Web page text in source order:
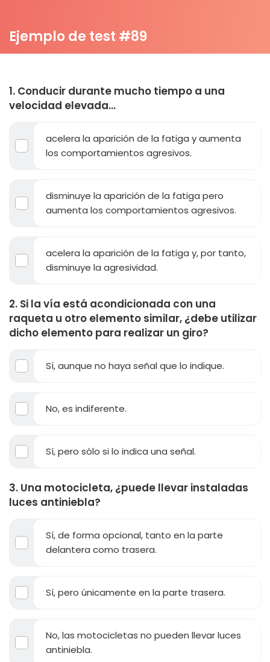
Ejemplo de test #89
1. Conducir durante mucho tiempo a una
velocidad elevada...
acelera la aparición de la fatiga y aumenta
los comportamientos agresivos.
disminuye la aparición de la fatiga pero
aumenta los comportamientos agresivos.
acelera la aparición de la fatiga y, por tanto,
disminuye la agresividad.
2. Si la vía está acondicionada con una
raqueta u otro elemento similar, ¿debe utilizar
dicho elemento para realizar un giro?
Sí, aunque no haya señal que lo indique.
No, es indiferente.
Sí, pero sólo si lo indica una señal.
3. Una motocicleta, ¿puede llevar instaladas
luces antiniebla?
Sí, de forma opcional, tanto en la parte
delantera como trasera.
Sí, pero únicamente en la parte trasera.
No, las motocicletas no pueden llevar luces
antiniebla.